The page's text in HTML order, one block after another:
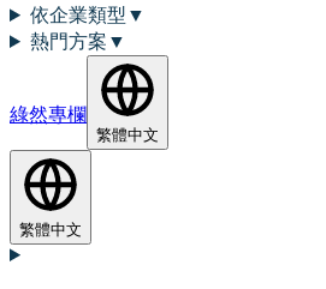
依企業類型 ▼
熱門方案 ▼
綠然專欄
繁體中文
繁體中文